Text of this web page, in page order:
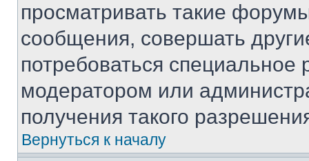
просматривать такие
сообщения, совершать
потребоваться
модератором или
получения такого
Вернуться к началу